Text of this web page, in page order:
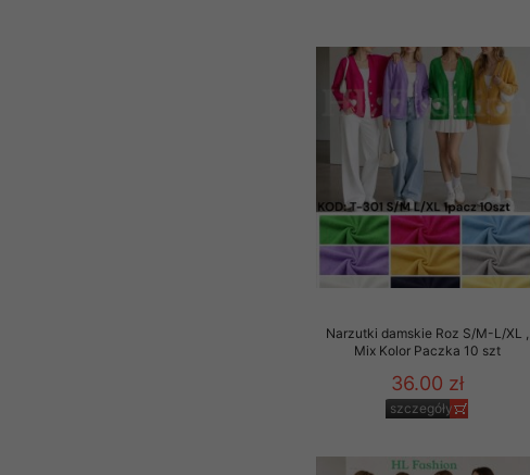
Narzutki damskie Roz S/M-L/XL ,
Mix Kolor Paczka 10 szt
36.00 zł
szczegóły